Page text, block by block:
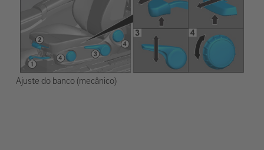
Ajuste do banco (mecânico)